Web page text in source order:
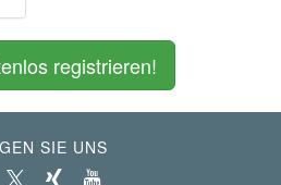
registrieren!
SIE UNS